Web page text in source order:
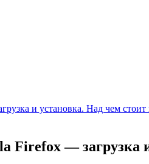
и установка. Над чем стоит
— загрузка